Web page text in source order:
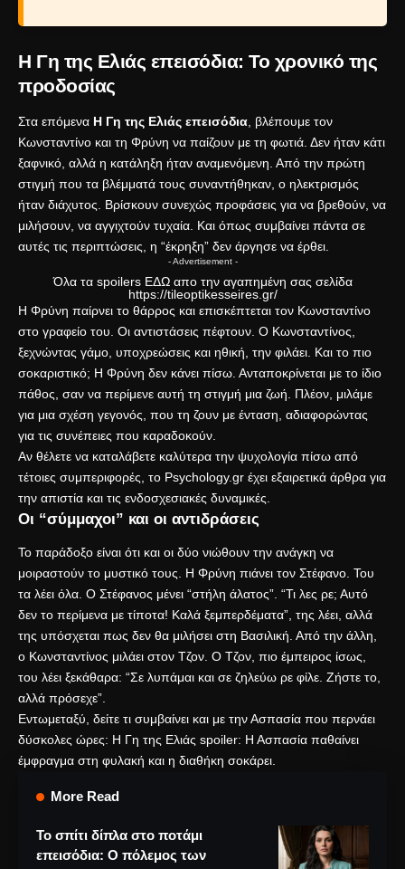
Η Γη της Ελιάς επεισόδια: Το χρονικό της
προδοσίας
Στα επόμενα Η Γη της Ελιάς επεισόδια , βλέπουμε τον
Κωνσταντίνο και τη Φρύνη να παίζουν με τη φωτιά. Δεν ήταν κάτι
ξαφνικό, αλλά η κατάληξη ήταν αναμενόμενη. Από την πρώτη
στιγμή που τα βλέμματά τους συναντήθηκαν, ο ηλεκτρισμός
ήταν διάχυτος. Βρίσκουν συνεχώς προφάσεις για να βρεθούν, να
μιλήσουν, να αγγιχτούν τυχαία. Και όπως συμβαίνει πάντα σε
αυτές τις περιπτώσεις, η “έκρηξη” δεν άργησε να έρθει.
- Advertisement -
Όλα τα spoilers ΕΔΩαπο την αγαπημένη σας σελίδα
https://tileoptikesseires.gr/
Η Φρύνη παίρνει το θάρρος και επισκέπτεται τον Κωνσταντίνο
στο γραφείο του. Οι αντιστάσεις πέφτουν. Ο Κωνσταντίνος,
ξεχνώντας γάμο, υποχρεώσεις και ηθική, την φιλάει. Και το πιο
σοκαριστικό; Η Φρύνη δεν κάνει πίσω. Ανταποκρίνεται με το ίδιο
πάθος, σαν να περίμενε αυτή τη στιγμή μια ζωή. Πλέον, μιλάμε
για μια σχέση γεγονός, που τη ζουν με ένταση, αδιαφορώντας
για τις συνέπειες που καραδοκούν.
Αν θέλετε να καταλάβετε καλύτερα την ψυχολογία πίσω από
τέτοιες συμπεριφορές, το Psychology.gr έχει εξαιρετικά άρθρα για
την απιστία και τις ενδοσχεσιακές δυναμικές.
Οι “σύμμαχοι” και οι αντιδράσεις
Το παράδοξο είναι ότι και οι δύο νιώθουν την ανάγκη να
μοιραστούν το μυστικό τους. Η Φρύνη πιάνει τον Στέφανο. Του
τα λέει όλα. Ο Στέφανος μένει “στήλη άλατος”. “Τι λες ρε; Αυτό
δεν το περίμενα με τίποτα! Καλά ξεμπερδέματα”, της λέει, αλλά
της υπόσχεται πως δεν θα μιλήσει στη Βασιλική. Από την άλλη,
ο Κωνσταντίνος μιλάει στον Τζον. Ο Τζον, πιο έμπειρος ίσως,
του λέει ξεκάθαρα: “Σε λυπάμαι και σε ζηλεύω ρε φίλε. Ζήστε το,
αλλά πρόσεχε”.
Εντωμεταξύ, δείτε τι συμβαίνει και με την Ασπασία που περνάει
δύσκολες ώρες: Η Γη της Ελιάς spoiler: Η Ασπασία παθαίνει
έμφραγμα στη φυλακή και η διαθήκη σοκάρει
More Read
Το σπίτι δίπλα στο ποτάμι
επεισόδια: Ο πόλεμος των